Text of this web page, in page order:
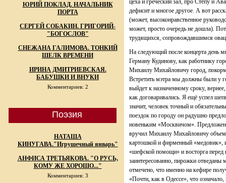
ЮРИЙ ПОКЛАД. НАЧАЛЬНИК
ПОРТА
СЕРГЕЙ СОБАКИН. ГРИГОРИЙ-
"БОГОСЛОВ"
СНЕЖАНА ГАЛИМОВА. ТОНКИЙ
ШЕЛК ВРЕМЕНИ
ИРИНА ДМИТРИЕВСКАЯ.
БАБУШКИ И ВНУКИ
Комментариев: 2
Поэзия
НАТАША
КИНУГАВА."Игрушечный январь"
АНФИСА ТРЕТЬЯКОВА. "О РУСЬ,
КОМУ ЖЕ ХОРОШО..."
Комментариев: 3
цеха и греческий зал, про Стёпу и
дефисит и многое другое. А вот
(может, высоконравственное
может, просто очередь не дошла).
трудящихся, сопровождавшимся
На следующий после концерта день
Герману Кудинову, как работнику
Михаилу Михайловичу город,
Встретить мэтра мы должны были у
выйдет к назначенному сроку,
как договаривались. Я ещё успел
значит, человек точный и
поездок по городу он радушно
новеньким «Москвичом».
вручил Михаилу Михайловичу
картошкой и фирменный «медовик»,
«шефской помощи» и восторга перед
заинтересованно, пирожки
отмечено, что именно на кефире
«Почти, как в Одессе», что